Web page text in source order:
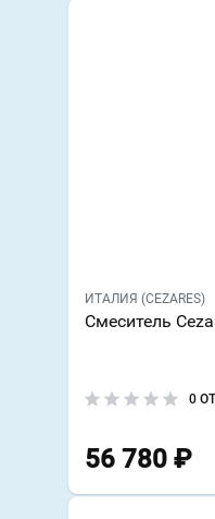
ИТАЛИЯ (CEZARES)
Смеситель
0
56 780 ₽